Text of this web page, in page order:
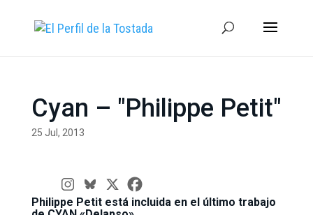
Cyan – "Philippe Petit"
25 Jul, 2013
Philippe Petit está incluida en el último trabajo